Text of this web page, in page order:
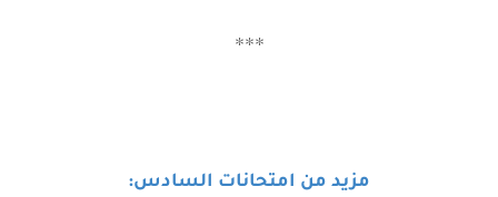
***
مزيد من امتحانات السادس: